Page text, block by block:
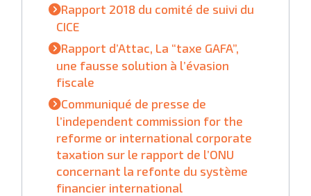
Rapport 2018 du comité de suivi du
CICE
Rapport d’Attac, La “taxe GAFA”,
une fausse solution à l’évasion
fiscale
Communiqué de presse de
l’independent commission for the
reforme or international corporate
taxation sur le rapport de l’ONU
concernant la refonte du système
financier international